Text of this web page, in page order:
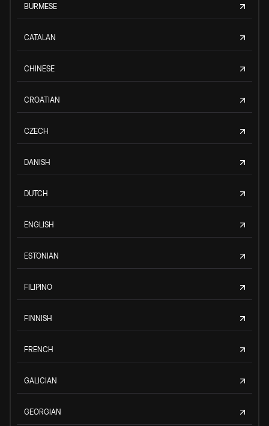
BURMESE
CATALAN
CHINESE
CROATIAN
CZECH
DANISH
DUTCH
ENGLISH
ESTONIAN
FILIPINO
FINNISH
FRENCH
GALICIAN
GEORGIAN